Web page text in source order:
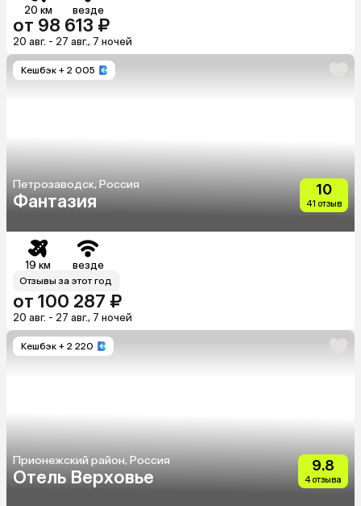
20 км везде
от 98 613 ₽
20 авг. - 27 авг., 7 ночей
Кешбэк + 2 005
Петрозаводск, Россия
Фантазия
10
41 отзыв
19 км везде
Отзывы за этот год
от 100 287 ₽
20 авг. - 27 авг., 7 ночей
Кешбэк + 2 220
Прионежский район, Россия
Отель Верховье
9.8
4 отзыва